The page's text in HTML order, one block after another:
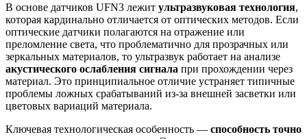
В основе датчиков UFN3 лежит ультразвуковая технология,
которая кардинально отличается от оптических методов. Если
оптические датчики полагаются на отражение или
преломление света, что проблематично для прозрачных или
зеркальных материалов, то ультразвук работает на анализе
акустического ослабления сигнала при прохождении через
материал. Это принципиальное отличие устраняет типичные
проблемы ложных срабатываний из-за внешней засветки или
цветовых вариаций материала.
Ключевая технологическая особенность — способность точно